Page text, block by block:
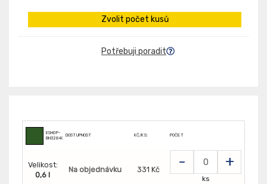
Zvolit počet kusů
Potřebuji poradit
ESHOP-
BH328400
DOSTUPNOST KČ/KS: POČET
Velikost:
0,6 l
Na objednávku 331 Kč - +
ks